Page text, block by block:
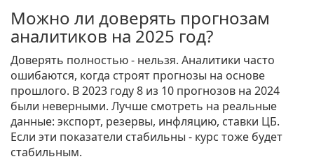
Можно ли доверять прогнозам
аналитиков на 2025 год?
Доверять полностью - нельзя. Аналитики часто
ошибаются, когда строят прогнозы на основе
прошлого. В 2023 году 8 из 10 прогнозов на 2024
были неверными. Лучше смотреть на реальные
данные: экспорт, резервы, инфляцию, ставки ЦБ.
Если эти показатели стабильны - курс тоже будет
стабильным.